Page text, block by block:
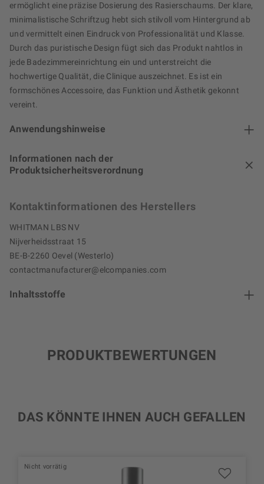
ermöglicht eine präzise Dosierung des Rasierschaums. Der klare,
minimalistische Schriftzug hebt sich stilvoll vom Hintergrund ab
und vermittelt einen Eindruck von Professionalität und Klasse.
Durch das puristische Design fügt sich das Produkt nahtlos in
jede Badezimmereinrichtung ein und unterstreicht die
hochwertige Qualität, die Clinique auszeichnet. Es ist ein
formschönes Accessoire, das Funktion und Ästhetik gekonnt
vereint.
Anwendungshinweise
Informationen nach der
Produktsicherheitsverordnung
Kontaktinformationen des Herstellers
WHITMAN LBS NV
Nijverheidsstraat 15
BE-B-2260 Oevel (Westerlo)
contactmanufacturer@elcompanies.com
Inhaltsstoffe
PRODUKTBEWERTUNGEN
DAS KÖNNTE IHNEN AUCH GEFALLEN
Nicht vorrätig